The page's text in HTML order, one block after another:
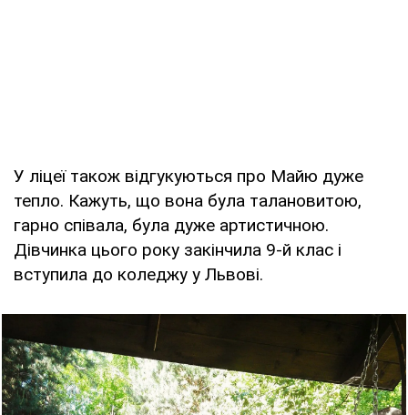
У ліцеї також відгукуються про Майю дуже
тепло. Кажуть, що вона була талановитою,
гарно співала, була дуже артистичною.
Дівчинка цього року закінчила 9-й клас і
вступила до коледжу у Львові.